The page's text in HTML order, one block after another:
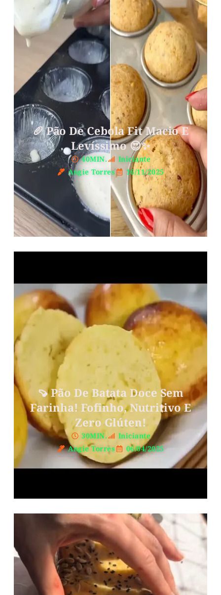
🥖 Pão De Cebola Fit Macio E
Levíssimo 😍✨
40MIN.
Iniciante
Angie Torres
16/11/2025
🍠 Pão De Batata Doce Sem
Farinha! Fofinho, Nutritivo E
Zero Glúten!
30MIN.
Iniciante
Angie Torres
06/04/2025